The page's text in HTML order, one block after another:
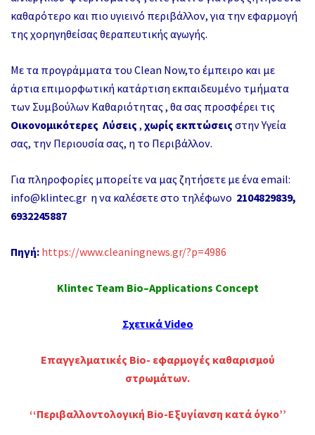
καθαρότερο και πιο υγιεινό περιβάλλον, για την εφαρμογή
της χορηγηθείσας θεραπευτικής αγωγής.
Με τα προγράμματα του Clean Now,το έμπειρο και με
άρτια επιμορφωτική κατάρτιση εκπαιδευμένο τμήματα
των Συμβούλων Καθαριότητας , θα σας προσφέρει τις
Οικονομικότερες Λύσεις , χωρίς εκπτώσεις στην Υγεία
σας, την Περιουσία σας, η το Περιβάλλον.
Για πληροφορίες μπορείτε να μας ζητήσετε με ένα email:
info@klintec.gr η να καλέσετε στο τηλέφωνο 2104829839,
6932245887
Πηγή: https://www.cleaningnews.gr/?p=4986
Klintec Team Bio–Applications Concept
ΣχετικάVideo
Επαγγελματικές Bio- εφαρμογές καθαρισμού
στρωμάτων.
‘‘Περιβαλλοντολογική Bio-Εξυγίανση κατά όγκο’’